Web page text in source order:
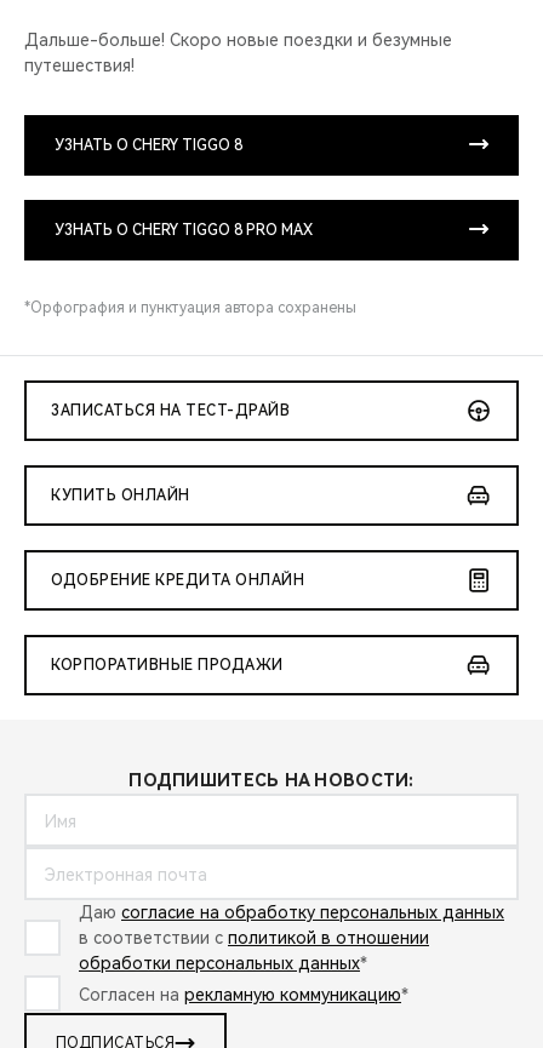
Дальше-больше! Скоро новые поездки и безумные
путешествия!
УЗНАТЬ О CHERY TIGGO 8
УЗНАТЬ О CHERY TIGGO 8 PRO MAX
*Орфография и пунктуация автора сохранены
ЗАПИСАТЬСЯ НА ТЕСТ-ДРАЙВ
КУПИТЬ ОНЛАЙН
ОДОБРЕНИЕ КРЕДИТА ОНЛАЙН
КОРПОРАТИВНЫЕ ПРОДАЖИ
ПОДПИШИТЕСЬ НА НОВОСТИ:
Даю согласие на обработку персональных данных
в соответствии с политикой в отношении
обработки персональных данных*
Согласен на рекламную коммуникацию*
ПОДПИСАТЬСЯ